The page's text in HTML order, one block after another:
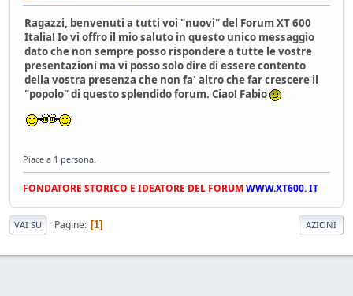
Ragazzi, benvenuti a tutti voi "nuovi" del Forum XT 600
Italia! Io vi offro il mio saluto in questo unico messaggio
dato che non sempre posso rispondere a tutte le vostre
presentazioni ma vi posso solo dire di essere contento
della vostra presenza che non fa' altro che far crescere il
"popolo" di questo splendido forum. Ciao! Fabio
Piace a 1 persona.
FONDATORE STORICO E IDEATORE DEL FORUMWWW.XT600. IT
VAI SU Pagine 1 AZIONI